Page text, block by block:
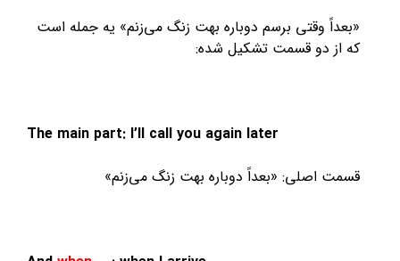
«بعداً وقتی برسم دوباره بهت زنگ می‌زنم» یه جمله‌ است
که از دو قسمت تشکیل شده:
The main part: I’ll call you again later
قسمت اصلی: «بعداً دوباره بهت زنگ می‌زنم»